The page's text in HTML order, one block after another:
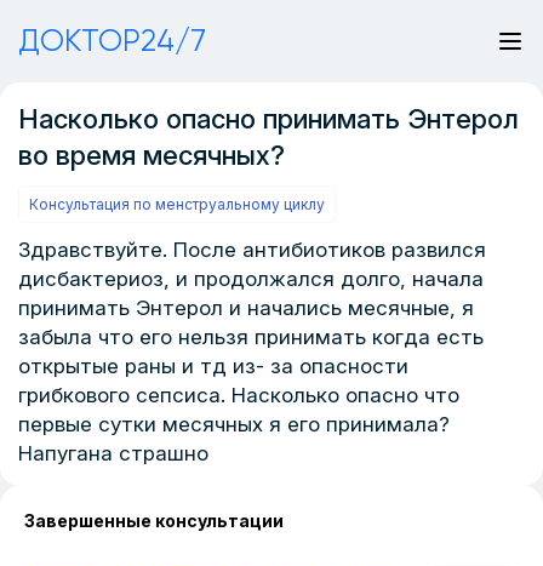
ДОКТОР24/7
Насколько опасно принимать Энтерол
во время месячных?
Консультация по менструальному циклу
Здравствуйте. После антибиотиков развился
дисбактериоз, и продолжался долго, начала
принимать Энтерол и начались месячные, я
забыла что его нельзя принимать когда есть
открытые раны и тд из- за опасности
грибкового сепсиса. Насколько опасно что
первые сутки месячных я его принимала?
Напугана страшно
Завершенные консультации